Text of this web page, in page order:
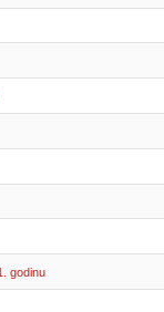
godinu